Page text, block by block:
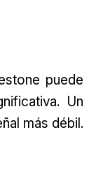
puede
Un
más débil.